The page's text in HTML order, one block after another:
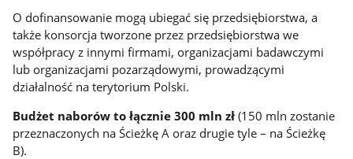
O dofinansowanie mogą ubiegać się przedsiębiorstwa, a
także konsorcja tworzone przez przedsiębiorstwa we
współpracy z innymi firmami, organizacjami badawczymi
lub organizacjami pozarządowymi, prowadzącymi
działalność na terytorium Polski.
Budżet naborów to łącznie 300 mln zł (150 mln zostanie
przeznaczonych na Ścieżkę A oraz drugie tyle – na Ścieżkę
B).